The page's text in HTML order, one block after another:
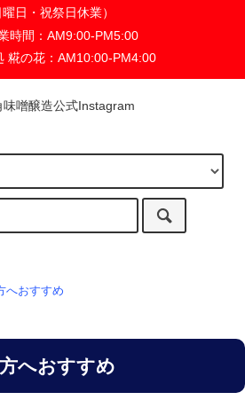
曜日・祝祭日休業）
時間：AM9:00-PM5:00
糀の花：AM10:00-PM4:00
味噌醸造公式Instagram
へおすすめ
へおすすめ